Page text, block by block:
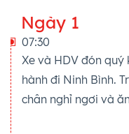
Ngày 1
07:30
Xe và HDV đón
hành đi Ninh Bình.
chân nghỉ ngơi và